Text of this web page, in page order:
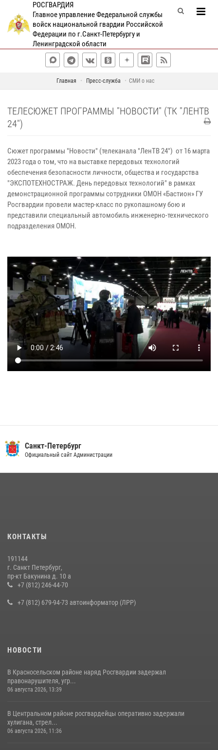
РОСГВАРДИЯ
Главное управление Федеральной службы
войск национальной гвардии Российской
Федерации по г.Санкт-Петербургу и
Ленинградской области
Главная Пресс-служба СМИ о нас
ТЕЛЕСЮЖЕТ ПРОГРАММЫ "НОВОСТИ" (ТК "ЛЕНТВ
24")
Сюжет программы "Новости" (телеканала "ЛенТВ 24") от 16 марта
2023 года о том, что на выставке передовых технологий
обеспечения безопасности личности, общества и государства
"ЭКСПОТЕХНОСТРАЖ. День передовых технологий" в рамках
демонстрационной программы сотрудники ОМОН «Бастион» ГУ
Росгвардии провели мастер-класс по рукопашному бою и
представили специальный автомобиль инженерно-технического
подразделения ОМОН.
Санкт-Петербург
Официальный сайт Администрации
КОНТАКТЫ
191144
г. Санкт Петербург,
пр-кт Бакунина д. 10 а
+7 (812) 246-44-70
+7 (812) 679-94-73 автоинформатор (ЛРР)
НОВОСТИ
В Красносельском районе наряд Росгвардии задержал
правонарушителя, угр...
06 августа 2026, 13:39
В Центральном районе росгвардейцы оперативно задержали
хулигана, стрел...
06 августа 2026, 11:36